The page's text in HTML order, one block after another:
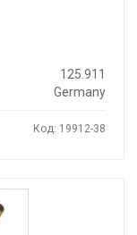
125.911
Germany
Код: 19912-38